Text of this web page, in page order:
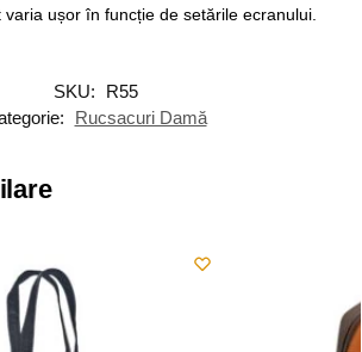
varia ușor în funcție de setările ecranului.
SKU:
R55
Rucsacuri Damă